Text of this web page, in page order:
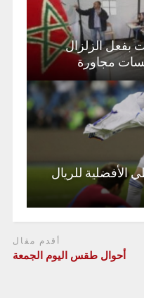
بفعل الزلزال
مجاورة
الأفضلية للريال
أقدم مقال
أحوال طقس اليوم الجمعة